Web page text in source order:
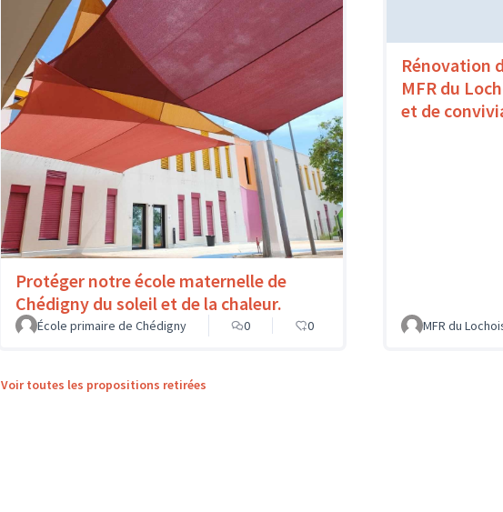
Protéger notre école maternelle de
Chédigny du soleil et de la chaleur.
École primaire de Chédigny 0 0
Rénovation
MFR du
et de
MFR du
Voir toutes les propositions retirées